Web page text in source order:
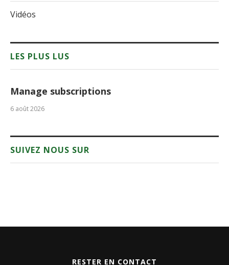
Vidéos
LES PLUS LUS
Manage subscriptions
6 août 2026
SUIVEZ NOUS SUR
RESTER EN CONTACT